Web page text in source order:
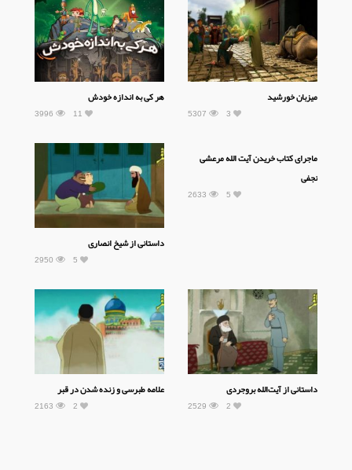
میزبان خورشید
5307 3
هر کی به اندازه خودش
3996 11
ماجرای کتاب خریدن آیت الله مرعشی
نجفی
2633 5
داستانی از شیخ انصاری
2950 5
داستانی از آیت‌الله بروجردی
2529 2
علامه طبرسی و زنده شدن در قبر
2163 2